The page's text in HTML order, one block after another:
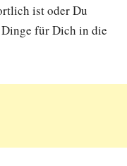
ist oder Du
für Dich in die